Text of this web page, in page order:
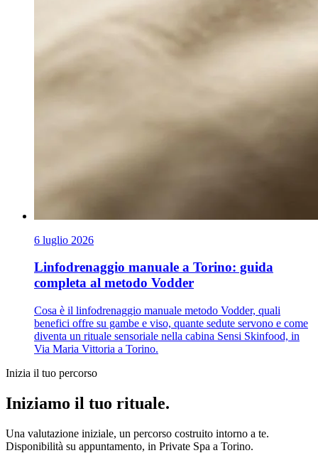
6 luglio 2026
Linfodrenaggio manuale a Torino: guida
completa al metodo Vodder
Cosa è il linfodrenaggio manuale metodo Vodder, quali
benefici offre su gambe e viso, quante sedute servono e come
diventa un rituale sensoriale nella cabina Sensi Skinfood, in
Via Maria Vittoria a Torino.
Inizia il tuo percorso
Iniziamo il tuo rituale.
Una valutazione iniziale, un percorso costruito intorno a te.
Disponibilità su appuntamento, in Private Spa a Torino.